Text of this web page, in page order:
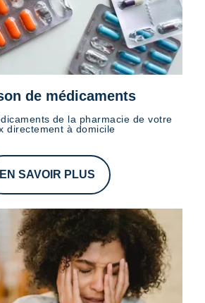
de médicaments
de la pharmacie de votre
directement à domicile
EN SAVOIR PLUS